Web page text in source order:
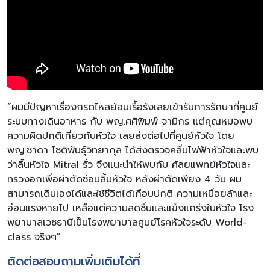
“ผมมีปัญหาเรื่องกรดไหลย้อนเรื้อรังเลยเข้ารับการรักษาที่ศูนย์
ระบบทางเดินอาหาร กับ พญ.ศศิพิมพ์ จามิกร แต่คุณหมอพบ
ความผิดปกติเกี่ยวกับหัวใจ เลยส่งต่อไปที่ศูนย์หัวใจ โดย
พญ.ชาดา โชติพันธุ์วิทยากุล ได้ส่งตรวจคลื่นไฟฟ้าหัวใจและพบ
ว่าลิ้นหัวใจ Mitral รั่ว จึงแนะนำให้พบกับ ศัลยแพทย์หัวใจและ
ทรวงอกเพื่อผ่าตัดซ่อมลิ้นหัวใจ หลังผ่าตัดเพียง 4 วัน ผม
สามารถเดินเองได้และใช้ชีวิตได้เกือบปกติ ความเหนื่อยล้าและ
อ่อนแรงหายไป เหลือแต่ความสดชื่นและแข็งแกร่งในหัวใจ โรง
พยาบาลเวชธานีเป็นโรงพยาบาลศูนย์โรคหัวใจระดับ World-
class จริงๆ”
ติดต่อสอบถามเพิ่มเติมได้ที่